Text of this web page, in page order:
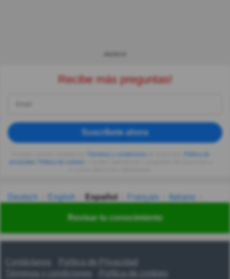
Revisar tu conocimiento
Recibe más preguntas!
Suscríbete ahora
Deutsch English Español Français
Italiano
Українська हिन्दी 한국어 汉语
Contáctanos
Política de Privacidad
Términos y condiciones